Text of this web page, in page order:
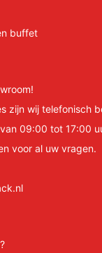
buffet
zijn wij telefonisch
09:00 tot 17:00
voor al uw vragen.